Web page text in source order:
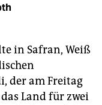
in Safran, Weiß
der am Freitag
Land für zwei